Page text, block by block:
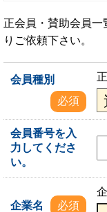
正会員・賛助会員
りご依頼下さい。
会員種別
必須
会員番号を入
力してくださ
い。
企業名 必須